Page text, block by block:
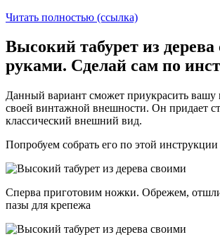
Читать полностью (ссылка)
Высокий табурет из
руками. Сделай сам по
Данный вариант сможет приукрасить вашу
своей винтажной внешности. Он придает
классический внешний вид.
Попробуем собрать его по этой инструкции
Сперва приготовим ножки. Обрежем,
пазы для крепежа